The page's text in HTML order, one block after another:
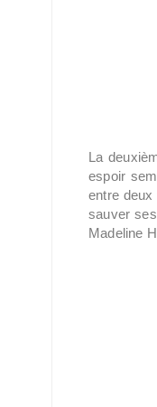
La
espoir
entre
sauver
Madeline